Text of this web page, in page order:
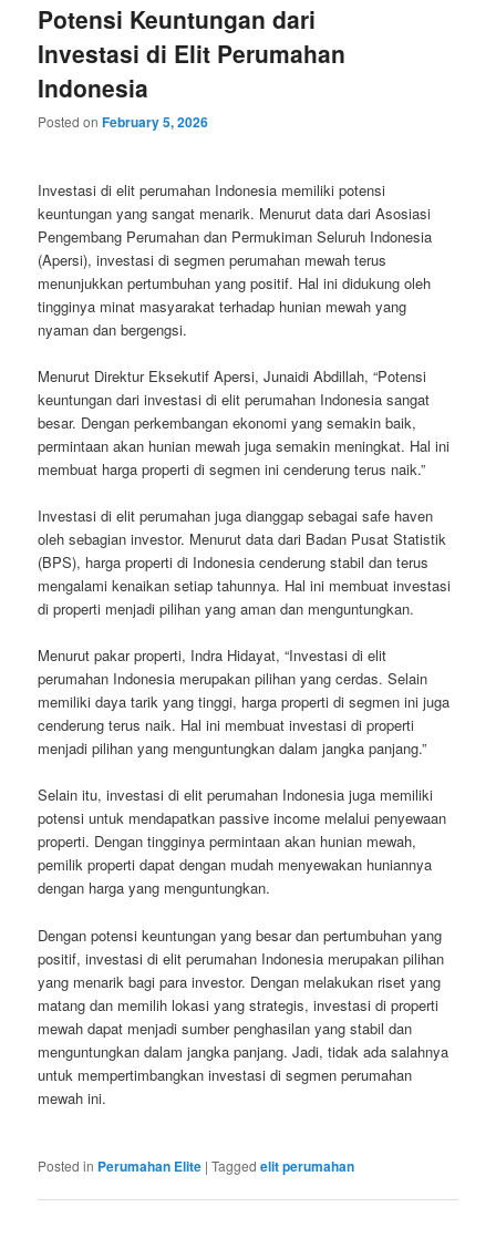
Potensi Keuntungan dari
Investasi di Elit Perumahan
Indonesia
Posted onFebruary 5, 2026
Investasi di elit perumahan Indonesia memiliki potensi
keuntungan yang sangat menarik. Menurut data dari Asosiasi
Pengembang Perumahan dan Permukiman Seluruh Indonesia
(Apersi), investasi di segmen perumahan mewah terus
menunjukkan pertumbuhan yang positif. Hal ini didukung oleh
tingginya minat masyarakat terhadap hunian mewah yang
nyaman dan bergengsi.
Menurut Direktur Eksekutif Apersi, Junaidi Abdillah, “Potensi
keuntungan dari investasi di elit perumahan Indonesia sangat
besar. Dengan perkembangan ekonomi yang semakin baik,
permintaan akan hunian mewah juga semakin meningkat. Hal ini
membuat harga properti di segmen ini cenderung terus naik.”
Investasi di elit perumahan juga dianggap sebagai safe haven
oleh sebagian investor. Menurut data dari Badan Pusat Statistik
(BPS), harga properti di Indonesia cenderung stabil dan terus
mengalami kenaikan setiap tahunnya. Hal ini membuat investasi
di properti menjadi pilihan yang aman dan menguntungkan.
Menurut pakar properti, Indra Hidayat, “Investasi di elit
perumahan Indonesia merupakan pilihan yang cerdas. Selain
memiliki daya tarik yang tinggi, harga properti di segmen ini juga
cenderung terus naik. Hal ini membuat investasi di properti
menjadi pilihan yang menguntungkan dalam jangka panjang.”
Selain itu, investasi di elit perumahan Indonesia juga memiliki
potensi untuk mendapatkan passive income melalui penyewaan
properti. Dengan tingginya permintaan akan hunian mewah,
pemilik properti dapat dengan mudah menyewakan huniannya
dengan harga yang menguntungkan.
Dengan potensi keuntungan yang besar dan pertumbuhan yang
positif, investasi di elit perumahan Indonesia merupakan pilihan
yang menarik bagi para investor. Dengan melakukan riset yang
matang dan memilih lokasi yang strategis, investasi di properti
mewah dapat menjadi sumber penghasilan yang stabil dan
menguntungkan dalam jangka panjang. Jadi, tidak ada salahnya
untuk mempertimbangkan investasi di segmen perumahan
mewah ini.
Posted in Perumahan Elite |Tagged elit perumahan